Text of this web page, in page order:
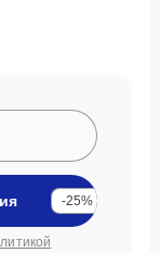
-25%